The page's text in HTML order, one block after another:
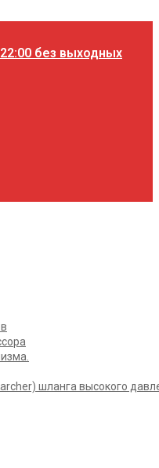
без выходных
шланга высокого